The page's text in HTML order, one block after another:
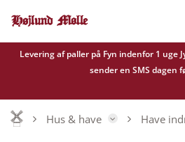
Levering af paller på Fyn indenfor 1 uge
sender en SMS dagen
Hus & have Have